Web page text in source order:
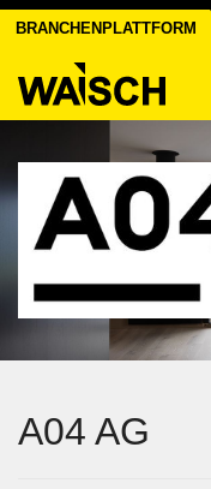
BRANCHENPLATTFORM
A04 AG